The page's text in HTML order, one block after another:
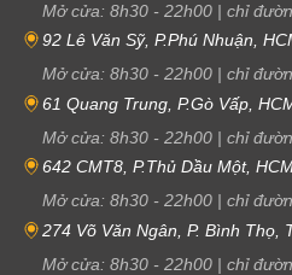
Mở cửa: 8h30 - 22h00 | chỉ
92 Lê Văn Sỹ, P.Phú Nhuận,
Mở cửa: 8h30 - 22h00 | chỉ
61 Quang Trung, P.Gò Vấp,
Mở cửa: 8h30 - 22h00 | chỉ
642 CMT8, P.Thủ Dầu Một,
Mở cửa: 8h30 - 22h00 | chỉ
274 Võ Văn Ngân, P. Bình Thọ,
Mở cửa: 8h30 - 22h00 | chỉ